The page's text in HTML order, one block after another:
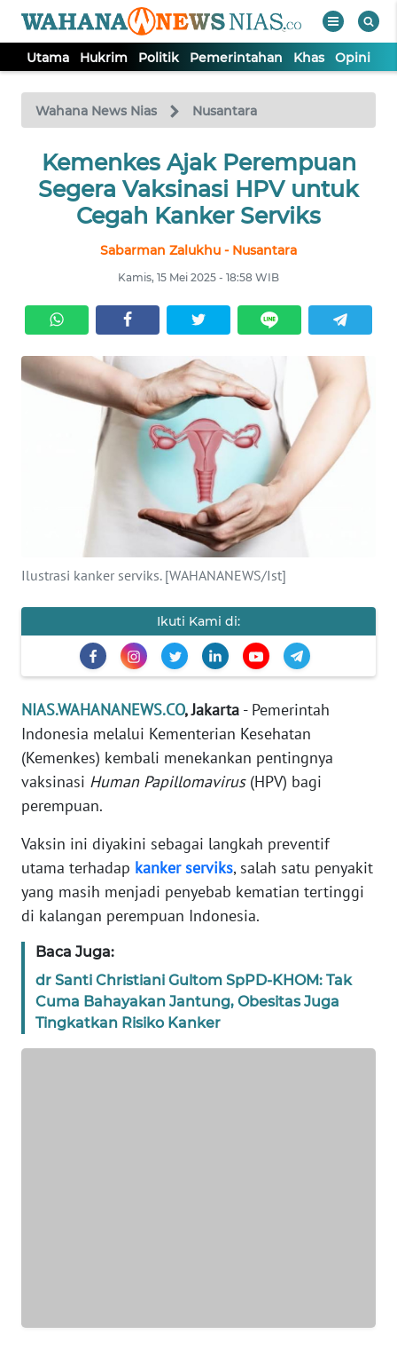
Utama Hukrim Politik Pemerintahan Khas Opini
Wahana News Nias Nusantara
Kemenkes Ajak Perempuan
Segera Vaksinasi HPV untuk
Cegah Kanker Serviks
Sabarman Zalukhu - Nusantara
Kamis, 15 Mei 2025 - 18:58 WIB
Ilustrasi kanker serviks. [WAHANANEWS/Ist]
Ikuti Kami di:
NIAS.WAHANANEWS.CO, Jakarta - Pemerintah
Indonesia melalui Kementerian Kesehatan
(Kemenkes) kembali menekankan pentingnya
vaksinasi Human Papillomavirus(HPV) bagi
perempuan.
Vaksin ini diyakini sebagai langkah preventif
utama terhadap kanker serviks, salah satu penyakit
yang masih menjadi penyebab kematian tertinggi
di kalangan perempuan Indonesia.
Baca Juga:
dr Santi Christiani Gultom SpPD-KHOM: Tak
Cuma Bahayakan Jantung, Obesitas Juga
Tingkatkan Risiko Kanker
TV
Tutup
UTAMA
PEMERINTAHAN
KHAS
NUSANTARA
Informasi
BERITA
KONTAK
INFO
IKLAN
TENTANG
PEDOMAN
MEDIA
SIBER
REDAKSI
KARIR
JABAR